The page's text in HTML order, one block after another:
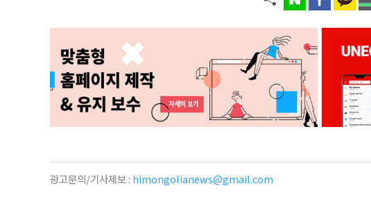
광고문의/기사제보 : himongolianews@gmail.com